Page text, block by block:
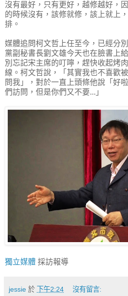
沒有最好，只有更好，越修越好，
的時候沒有，該修就修，該上就上
排。
媒體追問柯文哲上任至今，已經分
黨副秘書長劉文雄今天也在臉書上
別忘記宋主席的叮嚀，趕快收起烤
線。柯文哲說，「其實我也不喜歡
問我」，對於一直上頭條他說「好
們訪問，但是你們又不要...」
獨立媒體 採訪報導
jessie 於 下午2:24 沒有留言: